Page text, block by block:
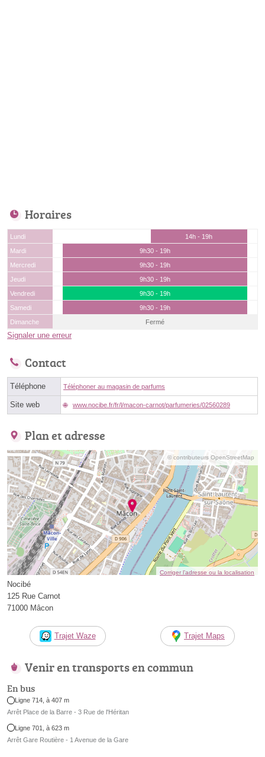
Horaires
Lundi
14h - 19h
Mardi
9h30 - 19h
Mercredi
9h30 - 19h
Jeudi
9h30 - 19h
Vendredi
9h30 - 19h
Samedi
9h30 - 19h
Dimanche
Fermé
Signaler une erreur
Contact
Téléphone Téléphoner au magasin de parfums
Site web www.nocibe.fr/fr/l/macon-carnot/parfumeries/02560289
Plan et adresse
© contributeurs OpenStreetMap
Corriger l’adresse ou la localisation
Nocibé
125 Rue Carnot
71000 Mâcon
Trajet Waze Trajet Maps
Venir en transports en commun
En bus
Ligne 714, à 407 m
Arrêt Place de la Barre - 3 Rue de l'Héritan
Ligne 701, à 623 m
Arrêt Gare Routière - 1 Avenue de la Gare